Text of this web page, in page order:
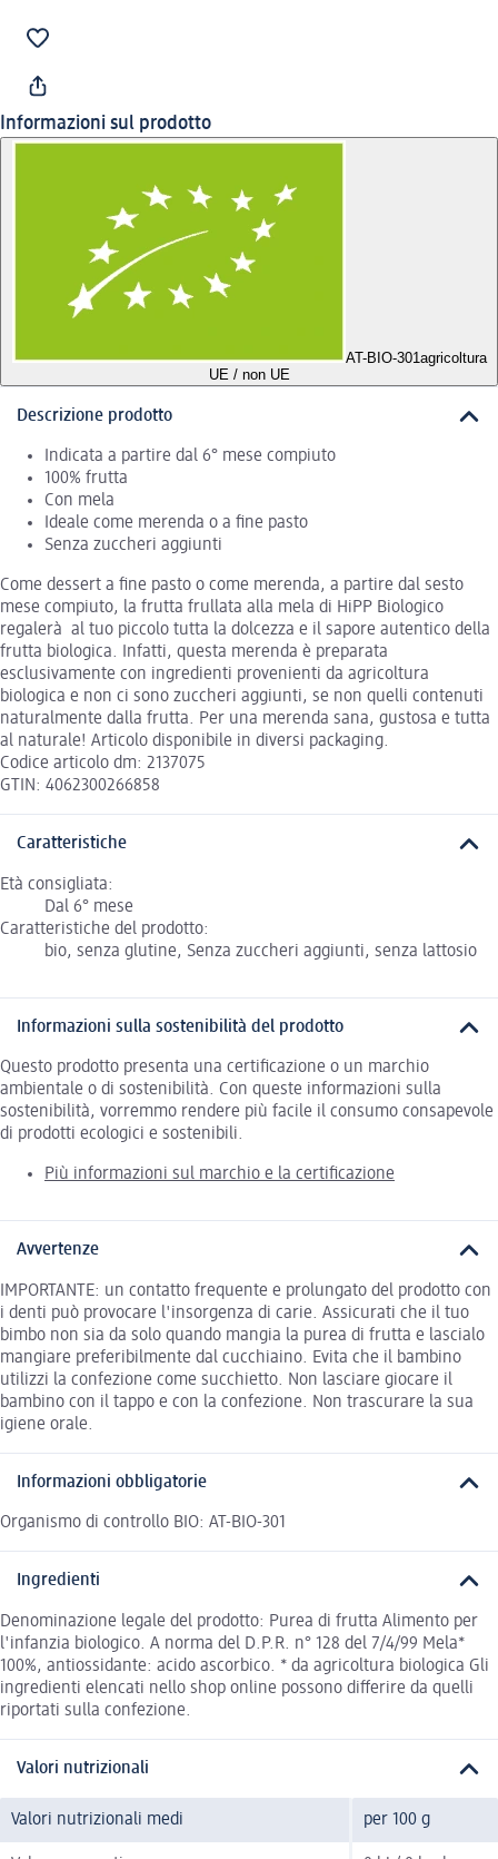
Informazioni sul prodotto
AT-BIO-301agricoltura
UE / non UE
Descrizione prodotto
Indicata a partire dal 6° mese compiuto
100% frutta
Con mela
Ideale come merenda o a fine pasto
Senza zuccheri aggiunti
Come dessert a fine pasto o come merenda, a partire dal sesto
mese compiuto, la frutta frullata alla mela di HiPP Biologico
regalerà al tuo piccolo tutta la dolcezza e il sapore autentico della
frutta biologica. Infatti, questa merenda è preparata
esclusivamente con ingredienti provenienti da agricoltura
biologica e non ci sono zuccheri aggiunti, se non quelli contenuti
naturalmente dalla frutta. Per una merenda sana, gustosa e tutta
al naturale! Articolo disponibile in diversi packaging.
Codice articolo dm: 2137075
GTIN: 4062300266858
Caratteristiche
Età consigliata:
Dal 6° mese
Caratteristiche del prodotto:
bio, senza glutine, Senza zuccheri aggiunti, senza lattosio
Informazioni sulla sostenibilità del prodotto
Questo prodotto presenta una certificazione o un marchio
ambientale o di sostenibilità. Con queste informazioni sulla
sostenibilità, vorremmo rendere più facile il consumo consapevole
di prodotti ecologici e sostenibili.
Più informazioni sul marchio e la certificazione
Avvertenze
IMPORTANTE: un contatto frequente e prolungato del prodotto con
i denti può provocare l'insorgenza di carie. Assicurati che il tuo
bimbo non sia da solo quando mangia la purea di frutta e lascialo
mangiare preferibilmente dal cucchiaino. Evita che il bambino
utilizzi la confezione come succhietto. Non lasciare giocare il
bambino con il tappo e con la confezione. Non trascurare la sua
igiene orale.
Informazioni obbligatorie
Organismo di controllo BIO: AT-BIO-301
Ingredienti
Denominazione legale del prodotto: Purea di frutta Alimento per
l'infanzia biologico. A norma del D.P.R. n° 128 del 7/4/99 Mela*
100%, antiossidante: acido ascorbico. * da agricoltura biologica Gli
ingredienti elencati nello shop online possono differire da quelli
riportati sulla confezione.
Valori nutrizionali
Valori nutrizionali medi per 100 g